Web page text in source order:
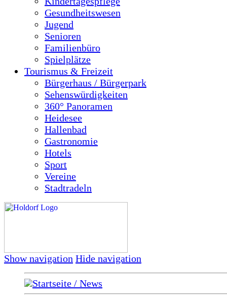
Gesundheitswesen
Jugend
Senioren
Familienbüro
Spielplätze
Tourismus & Freizeit
Bürgerhaus / Bürgerpark
Sehenswürdigkeiten
360° Panoramen
Heidesee
Hallenbad
Gastronomie
Hotels
Sport
Vereine
Stadtradeln
Show navigation Hide navigation
Startseite / News